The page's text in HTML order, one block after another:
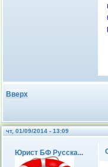
Вверх
чт, 01/09/2014 - 13:09
Юрист БФ Русска...